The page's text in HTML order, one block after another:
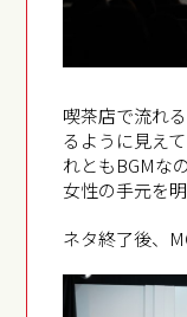
喫茶店で流れ
るように見え
れともBGMな
女性の手元を
ネタ終了後、